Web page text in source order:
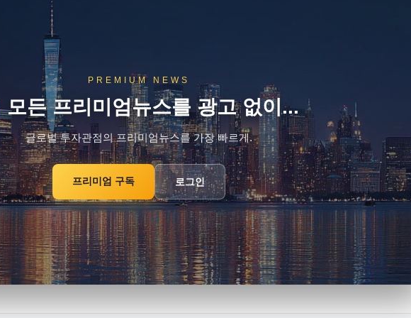
PREMIUM NEWS
모든 프리미엄뉴스를 광고 없이...
글로벌 투자관점의 프리미엄뉴스를 가장 빠르게.
프리미엄 구독 로그인